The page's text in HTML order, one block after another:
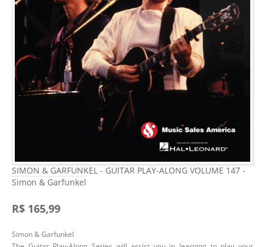
SIMON & GARFUNKEL - GUITAR PLAY-ALONG VOLUME 147 -
Simon & Garfunkel
R$ 165,99
Simon & Garfunkel